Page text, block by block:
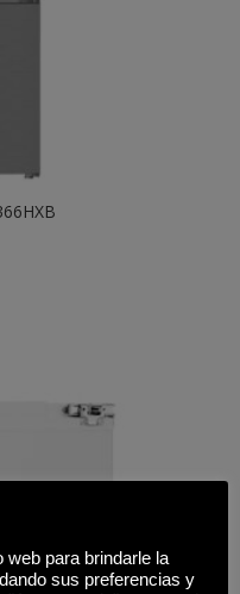
para brindarle la
sus preferencias y